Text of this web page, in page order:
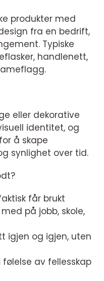
produkter med
fra en bedrift,
Typiske
handlenett,
eller dekorative
identitet, og
å skape
synlighet over tid.
får brukt
på jobb, skole,
igjen og igjen, uten
av fellesskap